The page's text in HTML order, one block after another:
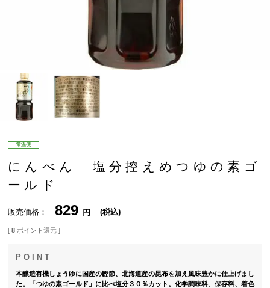
常温便
にんべん 塩分控えめつゆの素ゴ
ールド
販売価格 829 税込
[ 8 ポイント還元 ]
本醸造有機しょうゆに国産の鰹節、北海道産の昆布を加え風味豊かに仕上げまし
た。「つゆの素ゴールド」に比べ塩分３０％カット。化学調味料、保存料、着色